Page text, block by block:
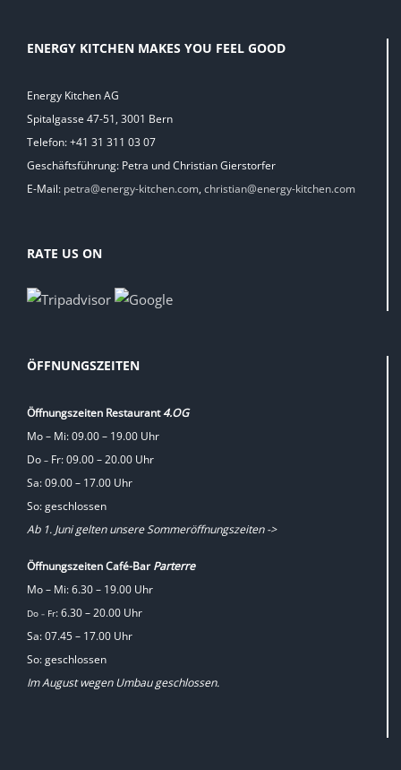
ENERGY KITCHEN MAKES YOU FEEL GOOD
Energy Kitchen AG
Spitalgasse 47-51, 3001 Bern
Telefon: +41 31 311 03 07
Geschäftsführung: Petra und Christian Gierstorfer
E-Mail: petra@energy-kitchen.com, christian@energy-kitchen.com
RATE US ON
ÖFFNUNGSZEITEN
Öffnungszeiten Restaurant4.OG
Mo – Mi: 09.00 – 19.00 Uhr
Do – Fr: 09.00 – 20.00 Uhr
Sa: 09.00 – 17.00 Uhr
So: geschlossen
Ab 1. Juni gelten unsere Sommeröffnungszeiten ->
Öffnungszeiten Café-BarParterre
Mo – Mi: 6.30 – 19.00 Uhr
Do – Fr: 6.30 – 20.00 Uhr
Sa: 07.45 – 17.00 Uhr
So: geschlossen
Im August wegen Umbau geschlossen.